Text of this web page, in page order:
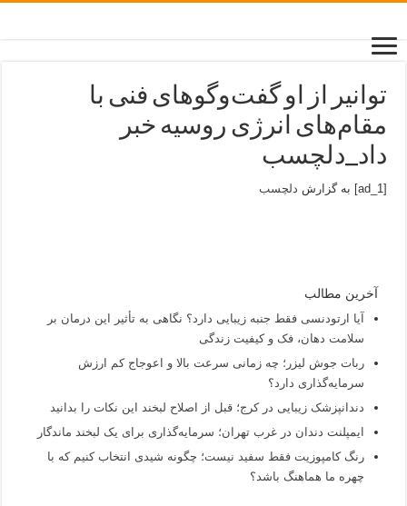
توانیر از او گفت‌وگوهای فنی با
مقام‌های انرژی روسیه خبر
داد_دلچسب
[ad_1] به گزارش دلچسب
آخرین مطالب
آیا ارتودنسی فقط جنبه زیبایی دارد؟ نگاهی به تأثیر این درمان بر
سلامت دهان، فک و کیفیت زندگی
ربات جوش لیزر؛ چه زمانی سرعت بالا و اعوجاج کم ارزش
سرمایه‌گذاری دارد؟
دندانپزشک زیبایی در کرج؛ قبل از اصلاح لبخند این نکات را بدانید
ایمپلنت دندان در غرب تهران؛ سرمایه‌گذاری برای یک لبخند ماندگار
رنگ کامپوزیت فقط سفید نیست؛ چگونه شیدی انتخاب کنیم که با
چهره ما هماهنگ باشد؟